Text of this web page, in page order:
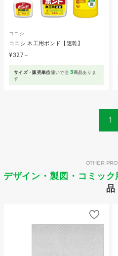
コニシ
コニシ 木工用ボンド【速乾】
¥327 ～
サイズ・販売単位違いで全3商品ありま
す
1
デザイン・製図・コミック
品
OTHER